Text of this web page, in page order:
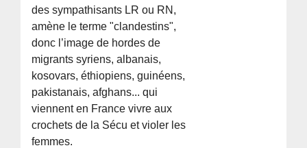
des sympathisants LR ou RN,
amène le terme "clandestins",
donc l’image de hordes de
migrants syriens, albanais,
kosovars, éthiopiens, guinéens,
pakistanais, afghans... qui
viennent en France vivre aux
crochets de la Sécu et violer les
femmes.